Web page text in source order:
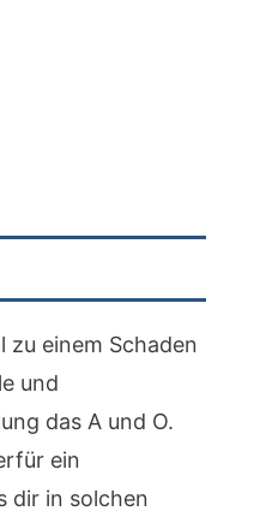
zu einem Schaden
und
das A und O.
ein
dir in solchen